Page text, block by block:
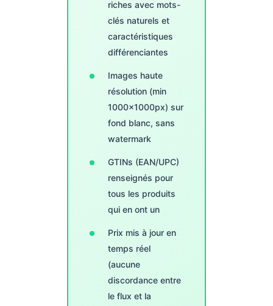
riches avec mots-
clés naturels et
caractéristiques
différenciantes
Images haute
résolution (min
1000×1000px) sur
fond blanc, sans
watermark
GTINs (EAN/UPC)
renseignés pour
tous les produits
qui en ont un
Prix mis à jour en
temps réel
(aucune
discordance entre
le flux et la